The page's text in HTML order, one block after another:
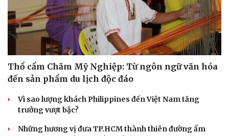
Thổ cẩm Chăm Mỹ Nghiệp: Từ ngôn ngữ văn hóa
đến sản phẩm du lịch độc đáo
Vì sao lượng khách Philippines đến Việt Nam tăng
trưởng vượt bậc?
Những hương vị đưa TP.HCM thành thiên đường ẩm